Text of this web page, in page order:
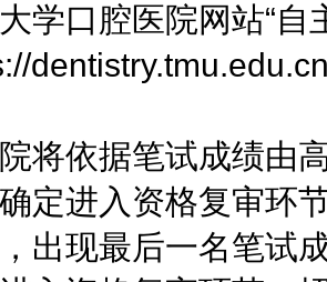
学口腔医院网站“自
依据笔试成绩由高
定进入资格复审环
出现最后一名笔试